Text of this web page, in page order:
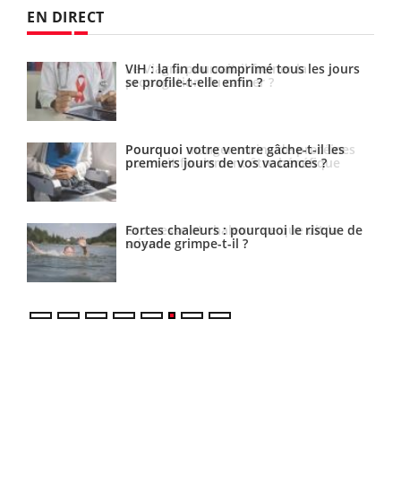
EN DIRECT
VIH : la fin du comprimé tous les jours
se profile-t-elle enfin ?
Pourquoi votre ventre gâche-t-il les
premiers jours de vos vacances ?
Fortes chaleurs : pourquoi le risque de
noyade grimpe-t-il ?
Le Viagra pourrait-il freiner la
propagation du cancer ?
Pourquoi manger moins de protéines
pourrait finalement être bénéfique
Grossesse et chaleur : ce que dit la
science